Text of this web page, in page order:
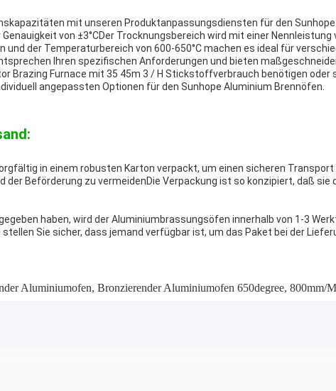
mit unseren Produktanpassungsdiensten für den
von ±3°CDer Trocknungsbereich wird mit einer
und der Temperaturbereich von 600-650°C machen es ideal für
Ihren spezifischen Anforderungen und bieten
Brazing Furnace mit 35 45m 3 / H Stickstoffverbrauch benötigen
angepassten Optionen für den Sunhope Aluminium Brennöfen.
in einem robusten Karton verpackt, um einen sicheren
der Beförderung zu vermeidenDie Verpackung ist so konzipiert, daß
haben, wird der Aluminiumbrassungsöfen innerhalb von 1-3
Sie sicher, dass jemand verfügbar ist, um das Paket bei der
Aluminiumofen, Bronzierender Aluminiumofen 650degree, 800mm/